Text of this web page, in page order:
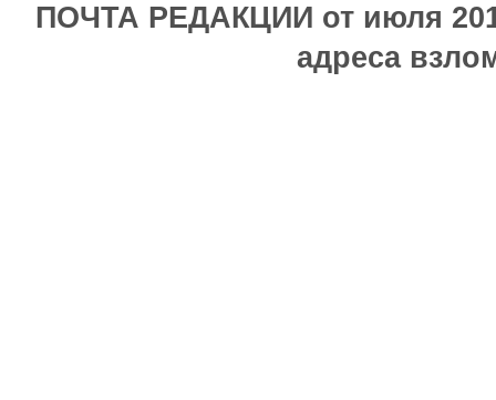
ПОЧТА РЕДАКЦИИ от июля
адреса